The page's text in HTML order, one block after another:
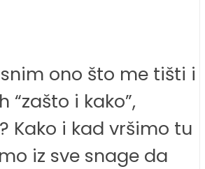
ono što me tišti i
i kako”,
Kako i kad vršimo tu
iz sve snage da